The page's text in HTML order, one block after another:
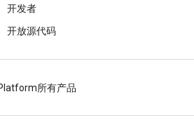
开发者
开放源代码
所有产品